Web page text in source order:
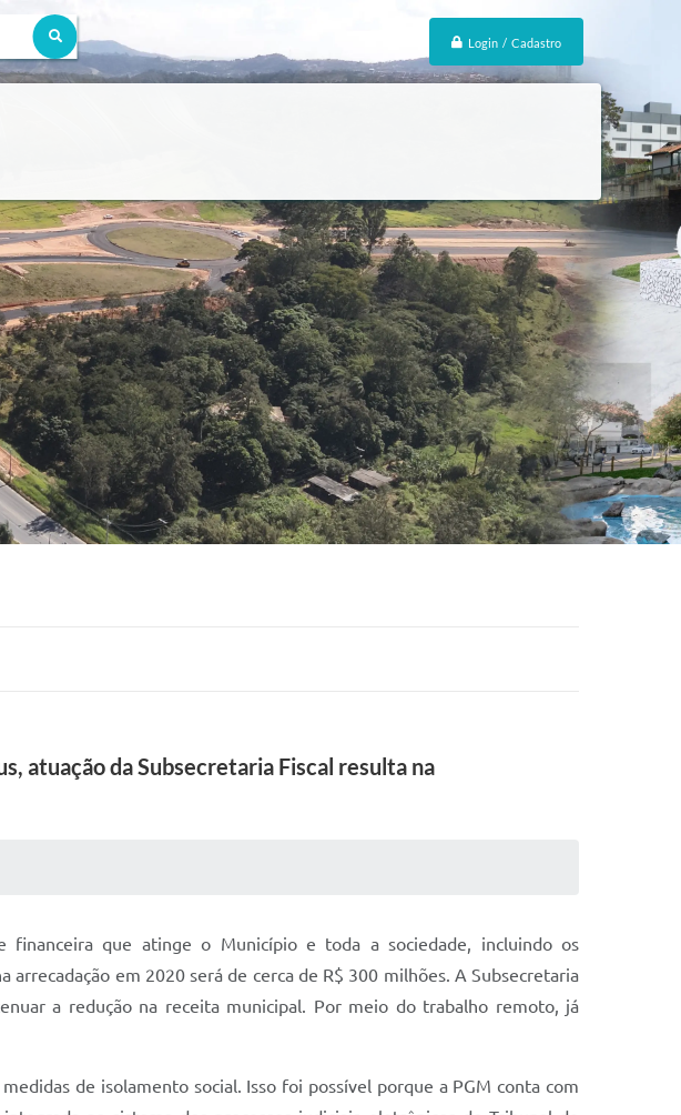
Login / Cadastro
atuação da Subsecretaria Fiscal resulta na
financeira que atinge o Município e toda a sociedade, incluindo os
em 2020 será de cerca de R$ 300 milhões. A Subsecretaria
a redução na receita municipal. Por meio do trabalho remoto, já
de isolamento social. Isso foi possível porque a PGM conta com